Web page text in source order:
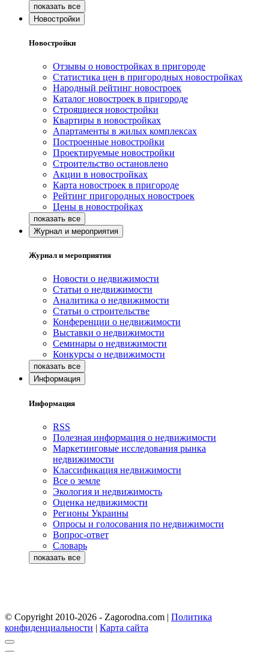
Новостройки
Новостройки
Отзывы о новостройках в пригороде
Статистика цен в пригородных новостройках
Народный рейтинг новостроек
Каталог новостроек в пригороде
Строящиеся новостройки
Квартиры в новостройках
Апартаменты в жилых комплексах
Построенные новостройки
Проектируемые новостройки
Строительство остановлено
Акции в новостройках
Карта новостроек в пригороде
Рейтинг пригородных новостроек
Цены в новостройках
Журнал и мероприятия
Журнал и мероприятия
Новости о недвижимости
Статьи о недвижимости
Аналитика о недвижимости
Статьи о строительстве
Конференции о недвижимости
Выставки о недвижимости
Семинары о недвижимости
Конкурсы о недвижимости
Информация
Информация
RSS
Полезная информация о недвижимости
Маркетинговые исследования рынка
недвижимости
Классификация недвижимости
Все о земле
Экология и недвижимость
Оценка недвижимости
Регионы Украины
Опросы и голосования по недвижимости
Вопрос-ответ
Словарь
© Copyright 2010-2026 - Zagorodna.com | Политика
конфиденциальности | Карта сайта